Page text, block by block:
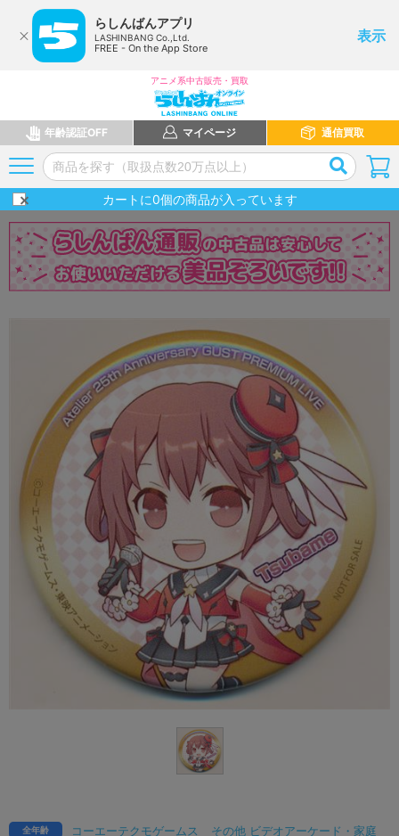
らしんばんアプリ
LASHINBANG Co.,Ltd.
FREE - On the App Store
表示
アニメ系中古販売・買取
年齢認証OFF マイページ 通信買取
カートに0個の商品が入っています
コーエーテクモゲームス
その他 ビデオアーケード・家庭
全年齢